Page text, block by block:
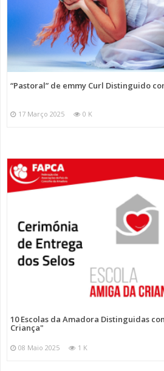
“Pastoral” de emmy Curl Distinguido
17 Março 2025 0 K
10 Escolas da Amadora Distinguidas
Criança"
08 Maio 2025 1 K